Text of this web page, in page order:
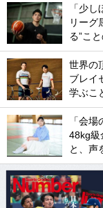
「少
リーグ
る”こ
世界の
ブレイ
学ぶこ
「会
48kg級
と、声